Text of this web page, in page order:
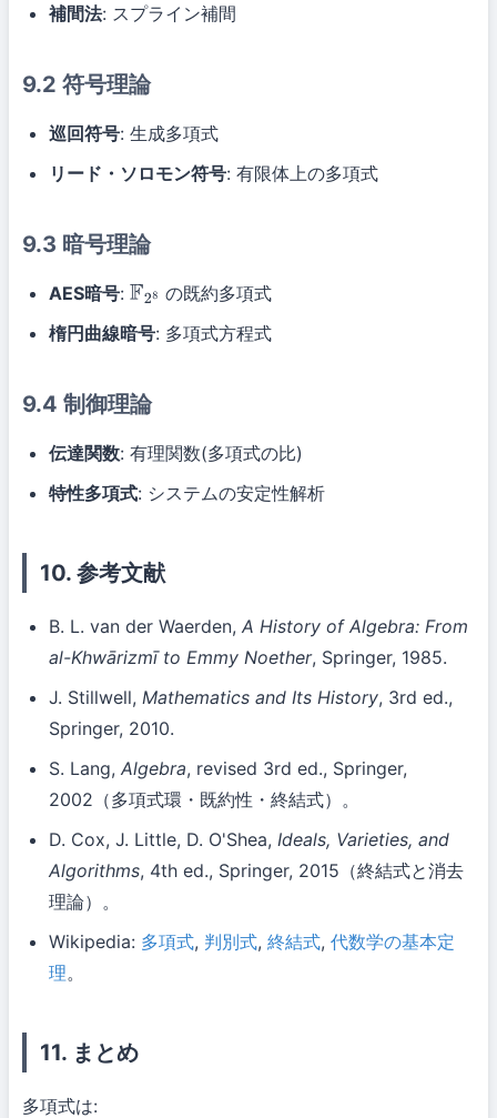
補間法: スプライン補間
9.2 符号理論
巡回符号: 生成多項式
リード・ソロモン符号: 有限体上の多項式
9.3 暗号理論
AES暗号: F 28 の既約多項式
楕円曲線暗号: 多項式方程式
9.4 制御理論
伝達関数: 有理関数(多項式の比)
特性多項式: システムの安定性解析
10. 参考文献
B. L. van der Waerden, A History of Algebra: From
al-Khwārizmī to Emmy Noether, Springer, 1985.
J. Stillwell, Mathematics and Its History, 3rd ed.,
Springer, 2010.
S. Lang, Algebra, revised 3rd ed., Springer,
2002（多項式環・既約性・終結式）。
D. Cox, J. Little, D. O'Shea, Ideals, Varieties, and
Algorithms, 4th ed., Springer, 2015（終結式と消去
理論）。
Wikipedia: 多項式, 判別式, 終結式, 代数学の基本定
理。
11. まとめ
多項式は: